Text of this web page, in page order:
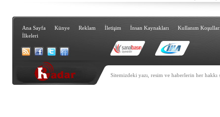
Ana Sayfa Künye Reklam İletişim İnsan Kaynakları
Kullanım
İlkeleri
Sitemizdeki yazı, resim ve haberlerin her